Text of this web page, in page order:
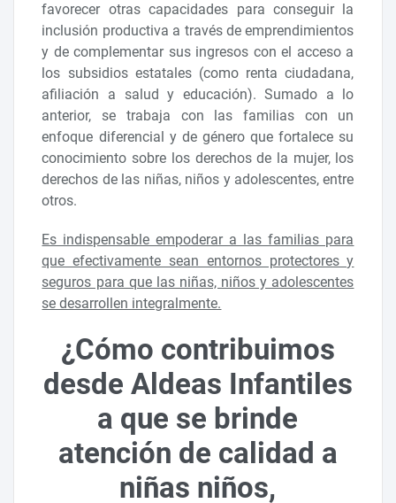
favorecer otras capacidades para conseguir la
inclusión productiva a través de emprendimientos
y de complementar sus ingresos con el acceso a
los subsidios estatales (como renta ciudadana,
afiliación a salud y educación). Sumado a lo
anterior, se trabaja con las familias con un
enfoque diferencial y de género que fortalece su
conocimiento sobre los derechos de la mujer, los
derechos de las niñas, niños y adolescentes, entre
otros.
Es indispensable empoderar a las familias para
que efectivamente sean entornos protectores y
seguros para que las niñas, niños y adolescentes
se desarrollen integralmente.
¿Cómo contribuimos
desde Aldeas Infantiles
a que se brinde
atención de calidad a
niñas niños,